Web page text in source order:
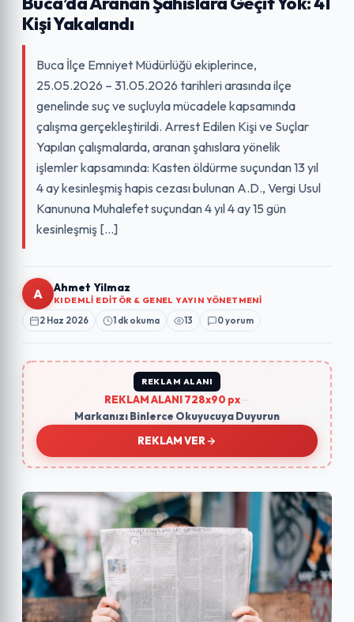
Kişi Yakalandı
Buca İlçe Emniyet Müdürlüğü ekiplerince,
25.05.2026 – 31.05.2026 tarihleri arasında ilçe
genelinde suç ve suçluyla mücadele kapsamında
çalışma gerçekleştirildi. Arrest Edilen Kişi ve Suçlar
Yapılan çalışmalarda, aranan şahıslara yönelik
işlemler kapsamında: Kasten öldürme suçundan 13 yıl
4 ay kesinleşmiş hapis cezası bulunan A.D., Vergi Usul
Kanununa Muhalefet suçundan 4 yıl 4 ay 15 gün
kesinleşmiş […]
A Ahmet Yilmaz
KIDEMLI EDITÖR & GENEL YAYIN YÖNETMENI
2 Haz 2026 1 dk okuma 13 0 yorum
REKLAM ALANI
REKLAM ALANI 728x90 px
Markanızı Binlerce Okuyucuya Duyurun
REKLAM VER